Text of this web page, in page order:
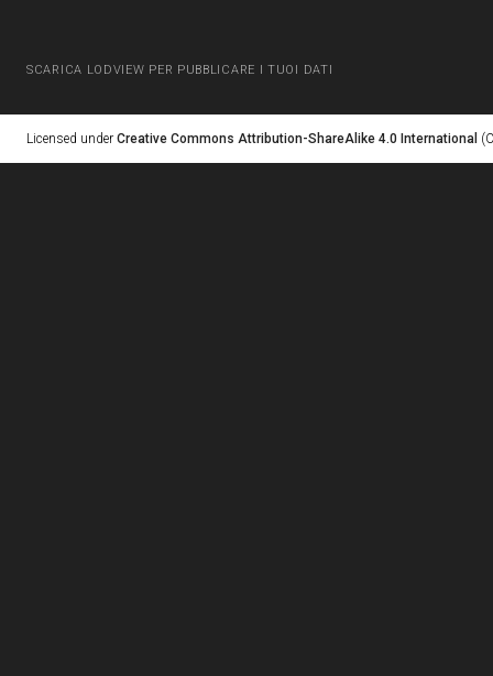
SCARICA LODVIEW PER PUBBLICARE I TUOI DATI
Licensed under Creative Commons Attribution-ShareAlike 4.0 International